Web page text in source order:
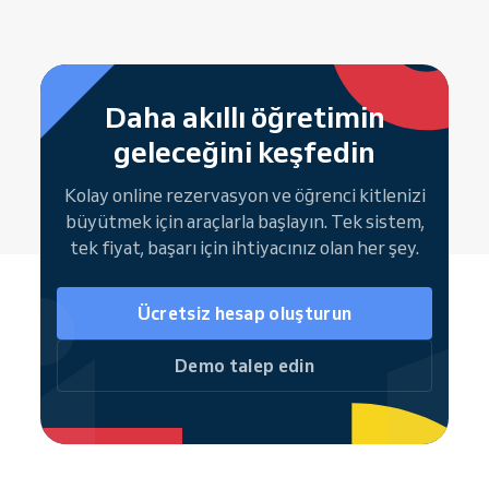
Daha akıllı öğretimin
geleceğini keşfedin
Kolay online rezervasyon ve öğrenci kitlenizi
büyütmek için araçlarla başlayın. Tek sistem,
tek fiyat, başarı için ihtiyacınız olan her şey.
Ücretsiz hesap oluşturun
Demo talep edin